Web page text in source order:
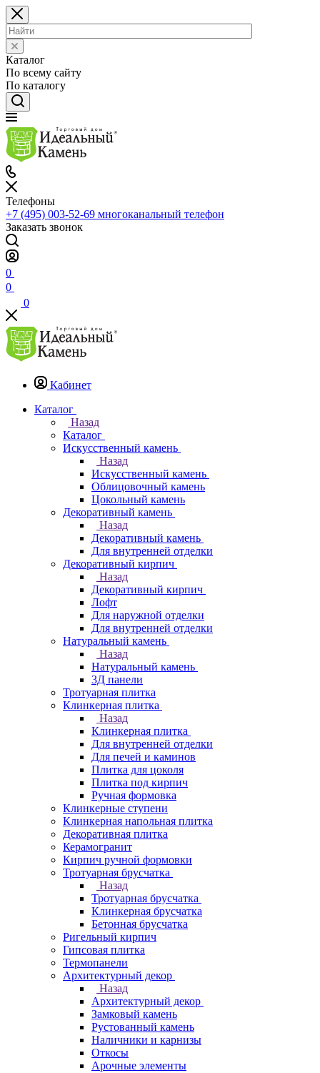
Каталог
По всему сайту
По каталогу
Телефоны
+7 (495) 003-52-69 многоканальный телефон
Заказать звонок
0
0
0
Кабинет
Каталог
Назад
Каталог
Искусственный камень
Назад
Искусственный камень
Облицовочный камень
Цокольный камень
Декоративный камень
Назад
Декоративный камень
Для внутренней отделки
Декоративный кирпич
Назад
Декоративный кирпич
Лофт
Для наружной отделки
Для внутренней отделки
Натуральный камень
Назад
Натуральный камень
3Д панели
Тротуарная плитка
Клинкерная плитка
Назад
Клинкерная плитка
Для внутренней отделки
Для печей и каминов
Плитка для цоколя
Плитка под кирпич
Ручная формовка
Клинкерные ступени
Клинкерная напольная плитка
Декоративная плитка
Керамогранит
Кирпич ручной формовки
Тротуарная брусчатка
Назад
Тротуарная брусчатка
Клинкерная брусчатка
Бетонная брусчатка
Ригельный кирпич
Гипсовая плитка
Термопанели
Архитектурный декор
Назад
Архитектурный декор
Замковый камень
Рустованный камень
Наличники и карнизы
Откосы
Арочные элементы